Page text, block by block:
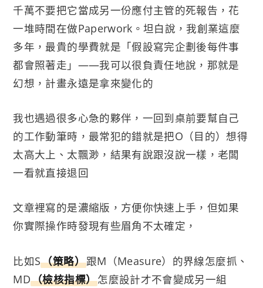
千萬不要把它當成另一份應付主管的死報告，花
一堆時間在做Paperwork。坦白說，我創業這麼
多年，最貴的學費就是「假設寫完企劃後每件事
都會照著走」——我可以很負責任地說，那就是
幻想，計畫永遠是拿來變化的
我也遇過很多心急的夥伴，一回到桌前要幫自己
的工作動筆時，最常犯的錯就是把O（目的）想得
太高大上、太飄渺，結果有說跟沒說一樣，老闆
一看就直接退回
文章裡寫的是濃縮版，方便你快速上手，但如果
你實際操作時發現有些眉角不太確定，
比如S（策略）跟M（Measure）的界線怎麼抓、
MD（檢核指標）怎麼設計才不會變成另一組